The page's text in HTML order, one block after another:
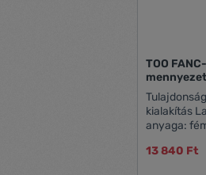
TOO
Tulajdonságok: Teljesítmény: 60
kialakítás
anyaga:
foglalat -
13 840 Ft